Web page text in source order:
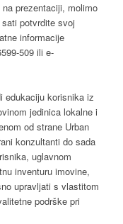
prezentaciji, molimo
potvrdite svoj
informacije
509 ili e-
edukaciju korisnika iz
jedinica lokalne i
od strane Urban
konzultanti do sada
uglavnom
inventuru imovine,
upravljati s vlastitom
podrške pri